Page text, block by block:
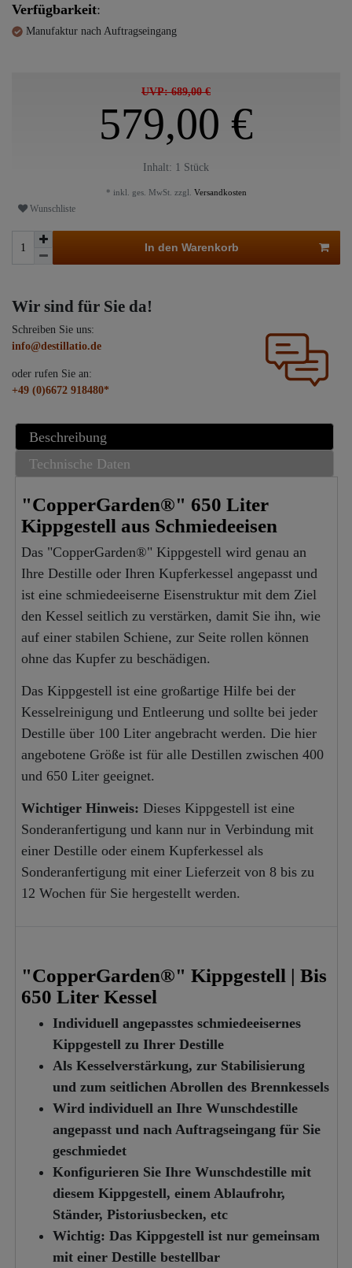
Verfügbarkeit:
Manufaktur nach Auftragseingang
UVP: 689,00 €
579,00 €
Inhalt: 1 Stück
* inkl. ges. MwSt. zzgl. Versandkosten
Wunschliste
In den Warenkorb
Wir sind für Sie da!
Schreiben Sie uns:
info@destillatio.de
oder rufen Sie an:
+49 (0)6672 918480*
Beschreibung
Technische Daten
"CopperGarden®" 650 Liter
Kippgestell aus Schmiedeeisen
Das "CopperGarden®" Kippgestell wird genau an
Ihre Destille oder Ihren Kupferkessel angepasst und
ist eine schmiedeeiserne Eisenstruktur mit dem Ziel
den Kessel seitlich zu verstärken, damit Sie ihn, wie
auf einer stabilen Schiene, zur Seite rollen können
ohne das Kupfer zu beschädigen.
Das Kippgestell ist eine großartige Hilfe bei der
Kesselreinigung und Entleerung und sollte bei jeder
Destille über 100 Liter angebracht werden. Die hier
angebotene Größe ist für alle Destillen zwischen 400
und 650 Liter geeignet.
Wichtiger Hinweis: Dieses Kippgestell ist eine
Sonderanfertigung und kann nur in Verbindung mit
einer Destille oder einem Kupferkessel als
Sonderanfertigung mit einer Lieferzeit von 8 bis zu
12 Wochen für Sie hergestellt werden.
"CopperGarden®" Kippgestell | Bis
650 Liter Kessel
Individuell angepasstes schmiedeeisernes
Kippgestell zu Ihrer Destille
Als Kesselverstärkung, zur Stabilisierung
und zum seitlichen Abrollen des Brennkessels
Wird individuell an Ihre Wunschdestille
angepasst und nach Auftragseingang für Sie
geschmiedet
Konfigurieren Sie Ihre Wunschdestille mit
diesem Kippgestell, einem Ablaufrohr,
Ständer, Pistoriusbecken, etc
Wichtig: Das Kippgestell ist nur gemeinsam
mit einer Destille bestellbar